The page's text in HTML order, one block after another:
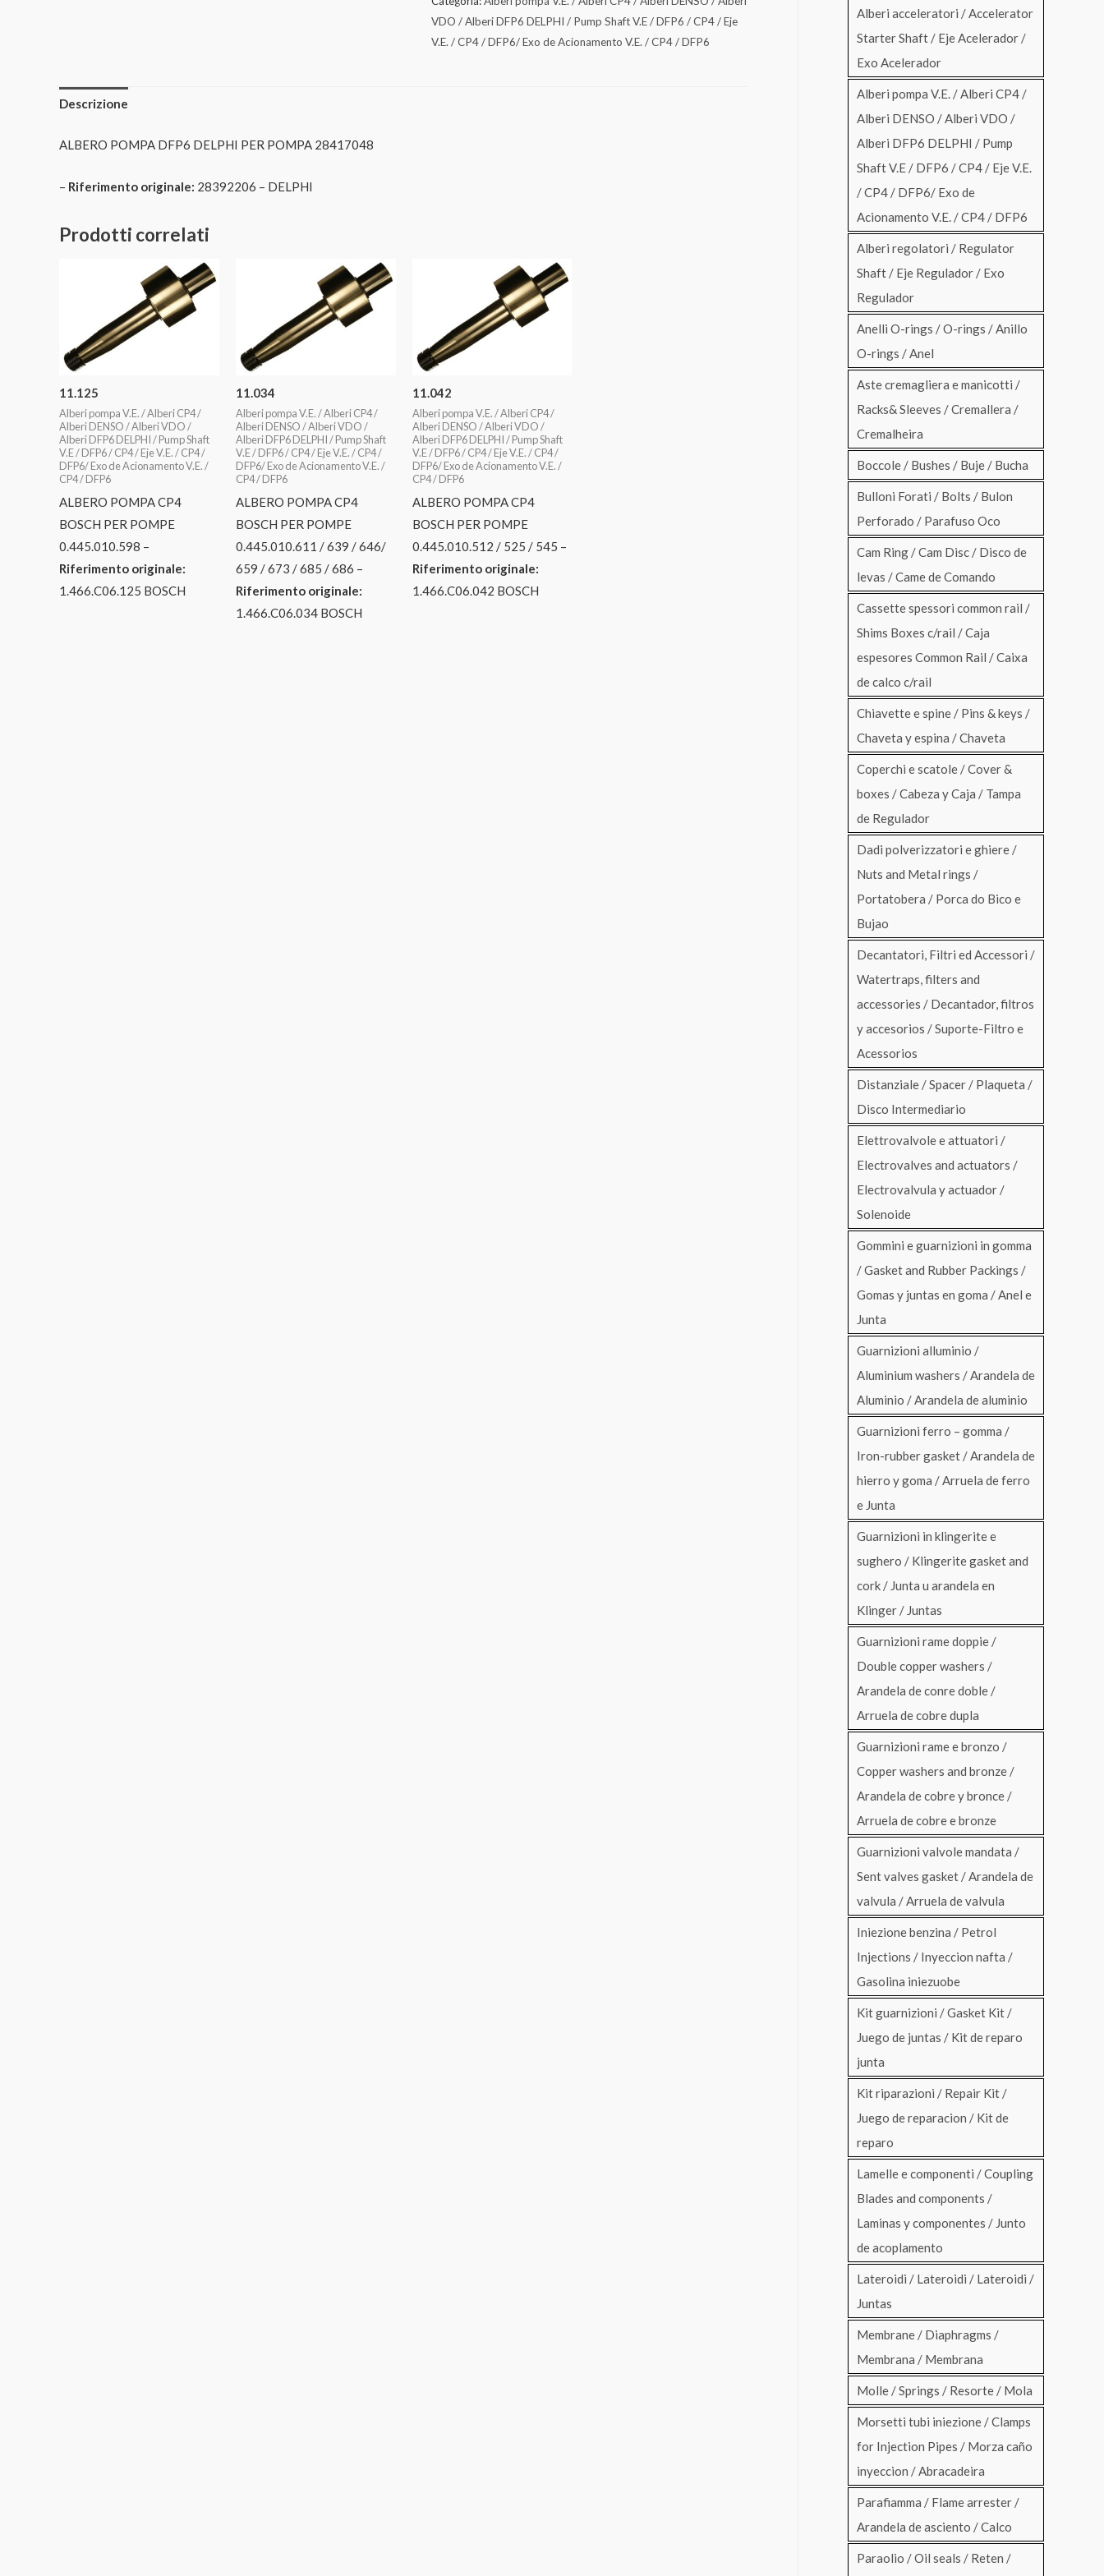
VDO / Alberi DFP6 DELPHI / Pump Shaft V.E / DFP6 / CP4 / Eje
V.E. / CP4 / DFP6/ Exo de Acionamento V.E. / CP4 / DFP6
Descrizione
ALBERO POMPA DFP6 DELPHI PER POMPA 28417048
– Riferimento originale: 28392206 – DELPHI
Prodotti correlati
11.125
Alberi pompa V.E. / Alberi CP4 /
Alberi DENSO / Alberi VDO /
Alberi DFP6 DELPHI / Pump Shaft
V.E / DFP6 / CP4 / Eje V.E. / CP4 /
DFP6/ Exo de Acionamento V.E. /
CP4 / DFP6
ALBERO POMPA CP4
BOSCH PER POMPE
0.445.010.598 –
Riferimento originale:
1.466.C06.125 BOSCH
11.034
Alberi pompa V.E. / Alberi CP4 /
Alberi DENSO / Alberi VDO /
Alberi DFP6 DELPHI / Pump Shaft
V.E / DFP6 / CP4 / Eje V.E. / CP4 /
DFP6/ Exo de Acionamento V.E. /
CP4 / DFP6
ALBERO POMPA CP4
BOSCH PER POMPE
0.445.010.611 / 639 / 646/
659 / 673 / 685 / 686 –
Riferimento originale:
1.466.C06.034 BOSCH
11.042
Alberi pompa V.E. / Alberi CP4 /
Alberi DENSO / Alberi VDO /
Alberi DFP6 DELPHI / Pump Shaft
V.E / DFP6 / CP4 / Eje V.E. / CP4 /
DFP6/ Exo de Acionamento V.E. /
CP4 / DFP6
ALBERO POMPA CP4
BOSCH PER POMPE
0.445.010.512 / 525 / 545 –
Riferimento originale:
1.466.C06.042 BOSCH
Alberi acceleratori / Accelerator
Starter Shaft / Eje Acelerador /
Exo Acelerador
Alberi pompa V.E. / Alberi CP4 /
Alberi DENSO / Alberi VDO /
Alberi DFP6 DELPHI / Pump
Shaft V.E / DFP6 / CP4 / Eje V.E.
/ CP4 / DFP6/ Exo de
Acionamento V.E. / CP4 / DFP6
Alberi regolatori / Regulator
Shaft / Eje Regulador / Exo
Regulador
Anelli O-rings / O-rings / Anillo
O-rings / Anel
Aste cremagliera e manicotti /
Racks& Sleeves / Cremallera /
Cremalheira
Boccole / Bushes / Buje / Bucha
Bulloni Forati / Bolts / Bulon
Perforado / Parafuso Oco
Cam Ring / Cam Disc / Disco de
levas / Came de Comando
Cassette spessori common rail /
Shims Boxes c/rail / Caja
espesores Common Rail / Caixa
de calco c/rail
Chiavette e spine / Pins & keys /
Chaveta y espina / Chaveta
Coperchi e scatole / Cover &
boxes / Cabeza y Caja / Tampa
de Regulador
Dadi polverizzatori e ghiere /
Nuts and Metal rings /
Portatobera / Porca do Bico e
Bujao
Decantatori, Filtri ed Accessori /
Watertraps, filters and
accessories / Decantador, filtros
y accesorios / Suporte-Filtro e
Acessorios
Distanziale / Spacer / Plaqueta /
Disco Intermediario
Elettrovalvole e attuatori /
Electrovalves and actuators /
Electrovalvula y actuador /
Solenoide
Gommini e guarnizioni in gomma
/ Gasket and Rubber Packings /
Gomas y juntas en goma / Anel e
Junta
Guarnizioni alluminio /
Aluminium washers / Arandela de
Aluminio / Arandela de aluminio
Guarnizioni ferro – gomma /
Iron-rubber gasket / Arandela de
hierro y goma / Arruela de ferro
e Junta
Guarnizioni in klingerite e
sughero / Klingerite gasket and
cork / Junta u arandela en
Klinger / Juntas
Guarnizioni rame doppie /
Double copper washers /
Arandela de conre doble /
Arruela de cobre dupla
Guarnizioni rame e bronzo /
Copper washers and bronze /
Arandela de cobre y bronce /
Arruela de cobre e bronze
Guarnizioni valvole mandata /
Sent valves gasket / Arandela de
valvula / Arruela de valvula
Iniezione benzina / Petrol
Injections / Inyeccion nafta /
Gasolina iniezuobe
Kit guarnizioni / Gasket Kit /
Juego de juntas / Kit de reparo
junta
Kit riparazioni / Repair Kit /
Juego de reparacion / Kit de
reparo
Lamelle e componenti / Coupling
Blades and components /
Laminas y componentes / Junto
de acoplamento
Lateroidi / Lateroidi / Lateroidi /
Juntas
Membrane / Diaphragms /
Membrana / Membrana
Molle / Springs / Resorte / Mola
Morsetti tubi iniezione / Clamps
for Injection Pipes / Morza caño
inyeccion / Abracadeira
Parafiamma / Flame arrester /
Arandela de asciento / Calco
Paraolio / Oil seals / Reten /